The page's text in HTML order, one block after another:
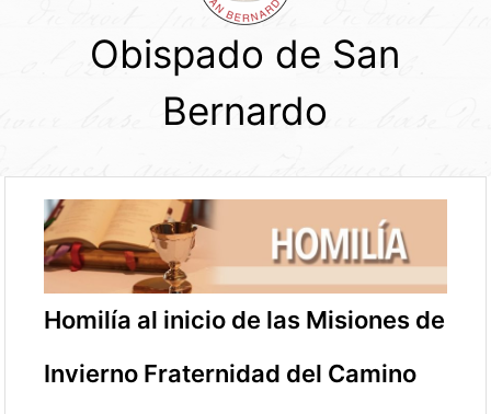
Obispado de San
Bernardo
Homilía al inicio de las Misiones de
Invierno Fraternidad del Camino